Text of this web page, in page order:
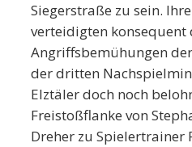
Siegerstraße zu sein.
verteidigten konsequent
Angriffsbemühungen
der dritten
Elztäler doch noch
Freistoßflanke von
Dreher zu Spielertrainer